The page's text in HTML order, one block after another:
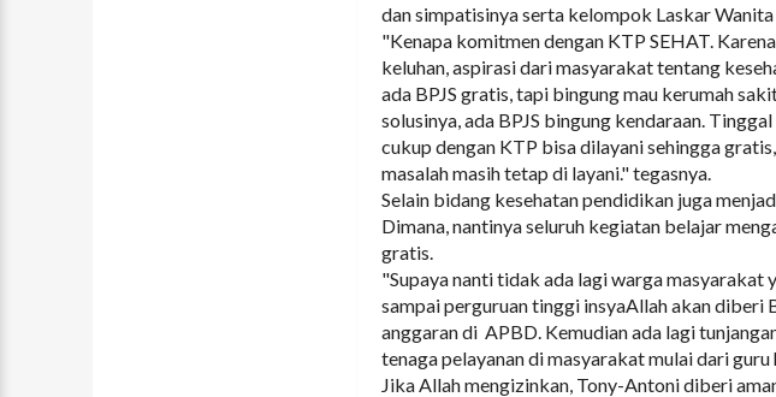
dan simpatisinya serta kelompok Laskar Wanita
"Kenapa komitmen dengan KTP SEHAT.
keluhan, aspirasi dari masyarakat tentang
ada BPJS gratis, tapi bingung mau kerumah
solusinya, ada BPJS bingung kendaraan.
cukup dengan KTP bisa dilayani sehingga
masalah masih tetap di layani." tegasnya.
Selain bidang kesehatan pendidikan juga
Dimana, nantinya seluruh kegiatan belajar
gratis.
"Supaya nanti tidak ada lagi warga masyarakat
sampai perguruan tinggi insyaAllah akan diberi
anggaran di APBD. Kemudian ada lagi
tenaga pelayanan di masyarakat mulai dari guru
Jika Allah mengizinkan, Tony-Antoni diberi